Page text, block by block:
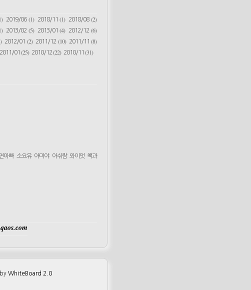
2019/06 (1) 2018/11(1) 2018/08(2)
2013/02 (5) 2013/01(4) 2012/12(6)
2012/01 (2) 2011/12 (10) 2011/11(8)
2011/01 (25) 2010/12(22) 2010/11 (31)
아빠 소요유 아미야 아쉬람 와이엇 책과
WhiteBoard 2.0